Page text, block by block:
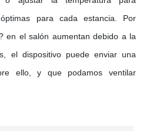
para cada estancia. Por
en el salón aumentan debido a la
el dispositivo puede enviar una
ello, y que podamos ventilar